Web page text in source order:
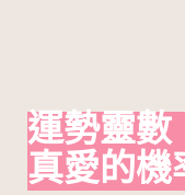
運勢靈數
真愛的機